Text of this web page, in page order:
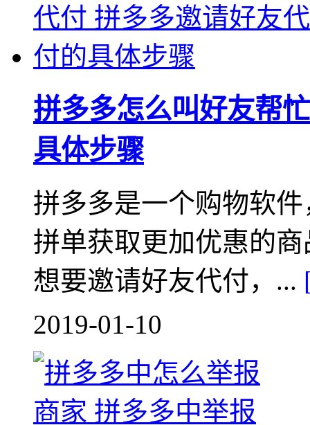
拼多多怎么叫好友帮
具体步骤
拼多多是一个购物软
拼单获取更加优惠的
想要邀请好友代付，...
2019-01-10